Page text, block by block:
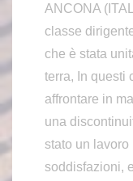
ANCONA
classe
che è stata
terra, In questi
affrontare in
una
stato un
soddisfazioni,